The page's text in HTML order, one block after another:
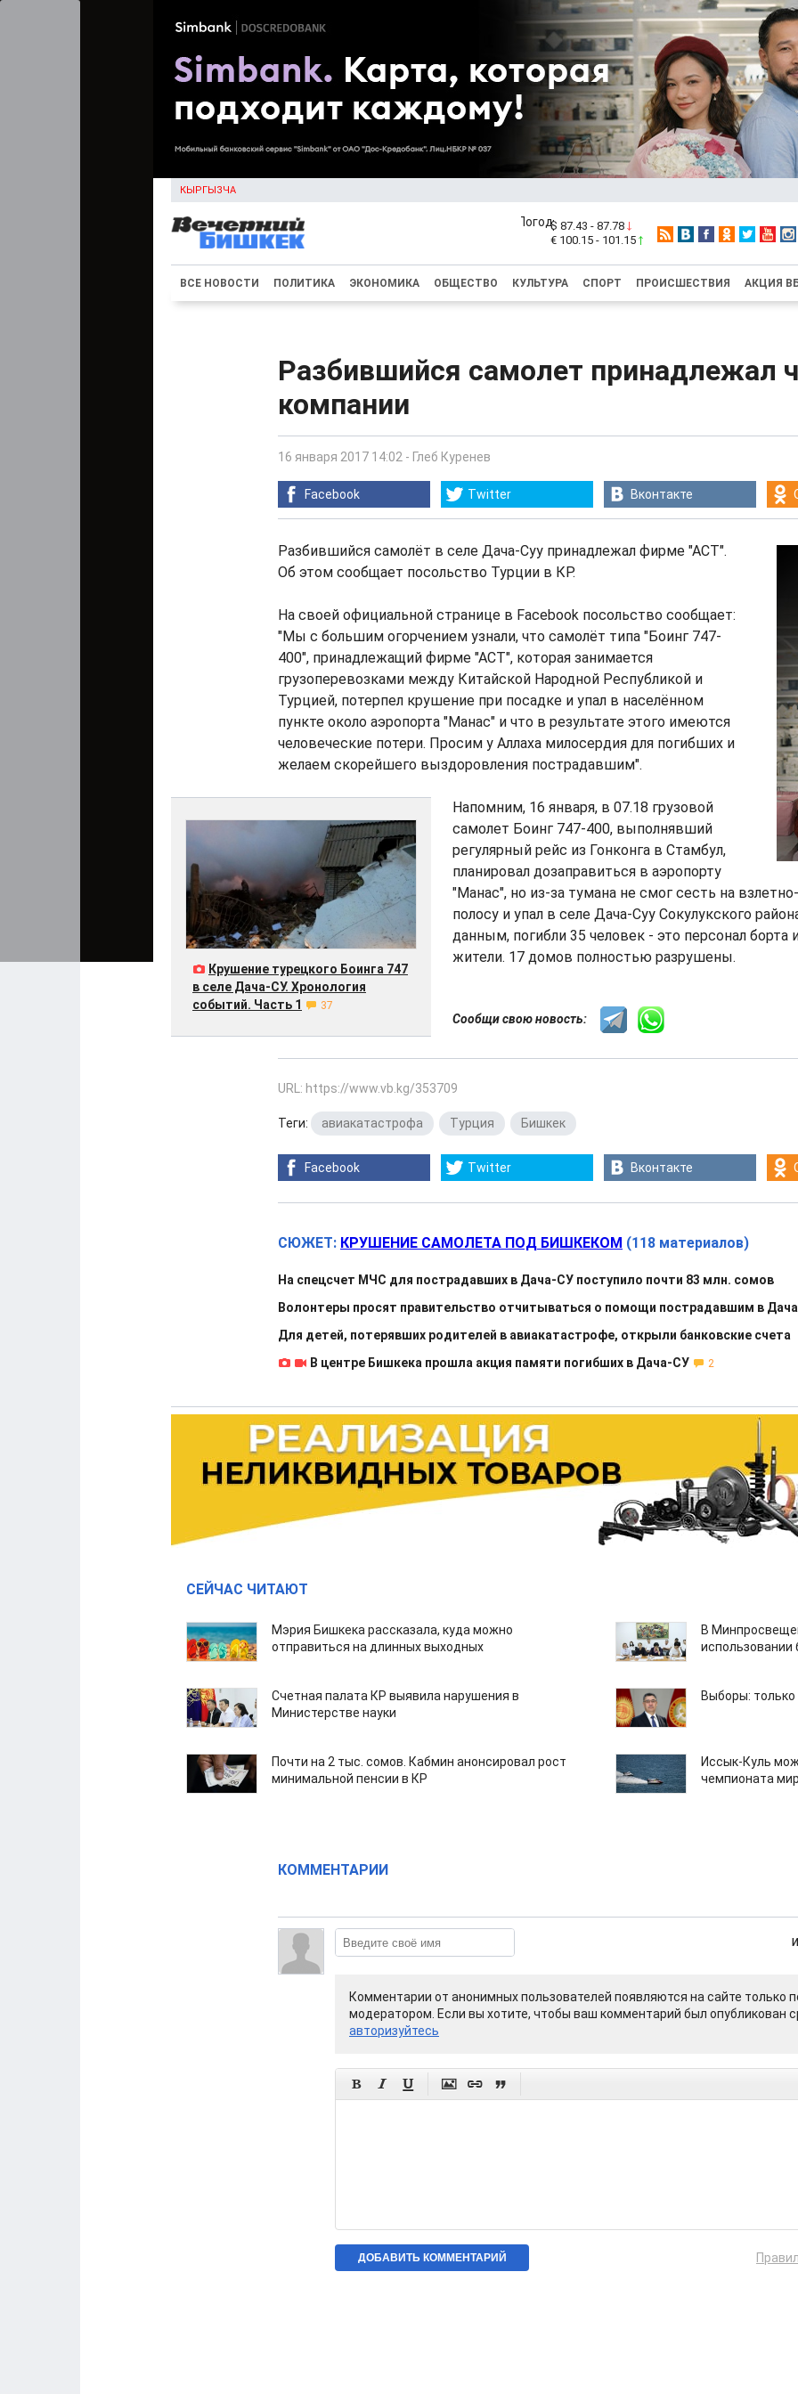
КЫРГЫЗЧА
$ 87.43 - 87.78
€ 100.15 - 101.15
ВСЕ НОВОСТИ ПОЛИТИКА ЭКОНОМИКА ОБЩЕСТВО КУЛЬТУРА СПОРТ ПРОИСШЕСТВИЯ АКЦИЯ
Разбившийся самолет принадлежал
компании
16 января 2017 14:02 - Глеб Куренев
Facebook Twitter Вконтакте
Разбившийся самолёт в селе Дача-Суу принадлежал фирме "АСТ".
Об этом сообщает посольство Турции в КР.
На своей официальной странице в Facebook посольство сообщает:
"Мы с большим огорчением узнали, что самолёт типа "Боинг 747-
400", принадлежащий фирме "АСТ", которая занимается
грузоперевозками между Китайской Народной Республикой и
Турцией, потерпел крушение при посадке и упал в населённом
пункте около аэропорта "Манас" и что в результате этого имеются
человеческие потери. Просим у Аллаха милосердия для погибших и
желаем скорейшего выздоровления пострадавшим".
Крушение турецкого Боинга 747
в селе Дача-СУ. Хронология
событий. Часть 1
37
Напомним, 16 января, в 07.18 грузовой
самолет Боинг 747-400, выполнявший
регулярный рейс из Гонконга в Стамбул,
планировал дозаправиться в аэропорту
"Манас", но из-за тумана не смог сесть на
полосу и упал в селе Дача-Суу Сокулукского
данным, погибли 35 человек - это персонал борта
жители. 17 домов полностью разрушены.
Сообщи свою новость:
URL: https://www.vb.kg/353709
Теги: авиакатастрофа Турция Бишкек
Facebook Twitter Вконтакте
СЮЖЕТ: КРУШЕНИЕ САМОЛЕТА ПОД БИШКЕКОМ (118 материалов)
На спецсчет МЧС для пострадавших в Дача-СУ поступило почти 83 млн. сомов
Волонтеры просят правительство отчитываться о помощи пострадавшим в
Для детей, потерявших родителей в авиакатастрофе, открыли банковские счета
В центре Бишкека прошла акция памяти погибших в Дача-СУ
2
СЕЙЧАС ЧИТАЮТ
Мэрия Бишкека рассказала, куда можно
отправиться на длинных выходных
В
Счетная палата КР выявила нарушения в
Министерстве науки
Выборы:
Почти на 2 тыс. сомов. Кабмин анонсировал рост
минимальной пенсии в КР
Иссык-Куль
чемпионата
КОММЕНТАРИИ
Комментарии от анонимных пользователей появляются на сайте только
модератором. Если вы хотите, чтобы ваш комментарий был опубликован
авторизуйтесь
     